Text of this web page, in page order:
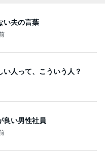
い夫の言葉
人って、こういう人？
良い男性社員